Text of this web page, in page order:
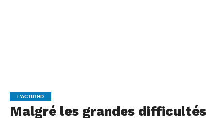
L'ACTUTHD
Malgré les grandes difficultés